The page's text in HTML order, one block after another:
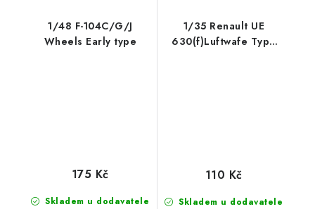
1/48 F-104C/G/J
Wheels Early type
Skladem u dodavatele
175 Kč
1/35 Renault UE
630(f)Luftwafe Type
Skladem u dodavatele
110 Kč